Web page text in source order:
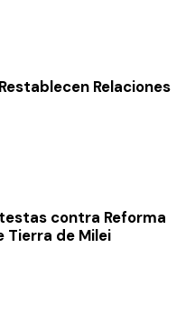
Relaciones
contra Reforma
Tierra de Milei